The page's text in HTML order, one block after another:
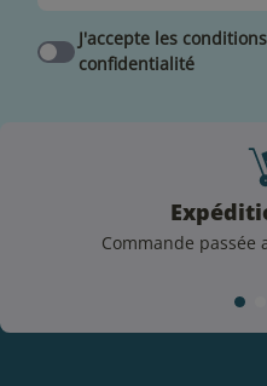
J'accepte les
confidentialité
Commande passée